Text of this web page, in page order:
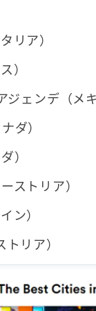
リア）
）
ジェンデ（メ
ダ）
）
ストリア）
ン）
リア）